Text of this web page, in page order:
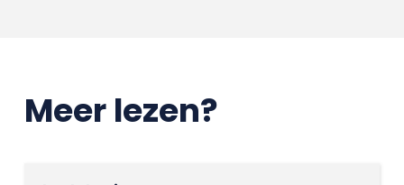
Meer lezen?